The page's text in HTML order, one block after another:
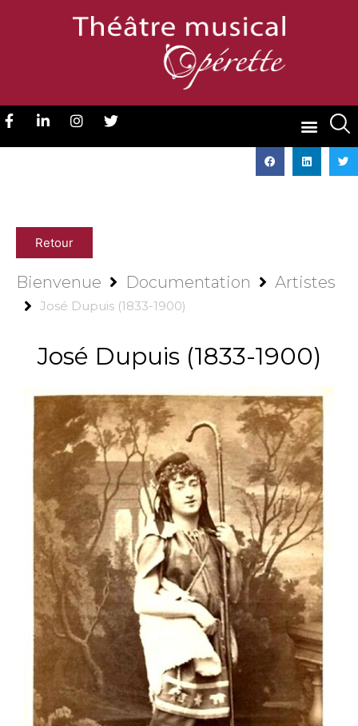
Retour
Bienvenue Documentation Artistes
José Dupuis (1833-1900)
José Dupuis (1833-1900)